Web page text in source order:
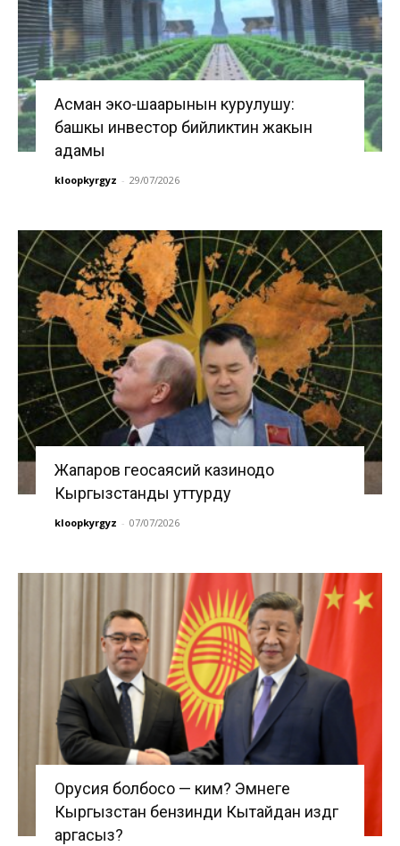
Асман эко-шаарынын курулушу:
башкы инвестор бийликтин жакын
адамы
kloopkyrgyz - 29/07/2026
Жапаров геосаясий казинодо
Кыргызстанды уттурду
kloopkyrgyz - 07/07/2026
Орусия болбосо — ким? Эмнеге
Кыргызстан бензинди Кытайдан издөөгө
аргасыз?